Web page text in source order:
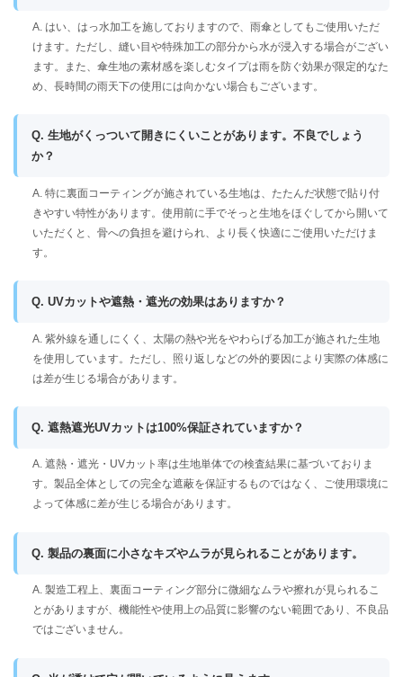
A. はい、はっ水加工を施しておりますので、雨傘としてもご使用いただ
けます。ただし、縫い目や特殊加工の部分から水が浸入する場合がござい
ます。また、傘生地の素材感を楽しむタイプは雨を防ぐ効果が限定的なた
め、長時間の雨天下の使用には向かない場合もございます。
Q. 生地がくっついて開きにくいことがあります。不良でしょう
か？
A. 特に裏面コーティングが施されている生地は、たたんだ状態で貼り付
きやすい特性があります。使用前に手でそっと生地をほぐしてから開いて
いただくと、骨への負担を避けられ、より長く快適にご使用いただけま
す。
Q. UVカットや遮熱・遮光の効果はありますか？
A. 紫外線を通しにくく、太陽の熱や光をやわらげる加工が施された生地
を使用しています。ただし、照り返しなどの外的要因により実際の体感に
は差が生じる場合があります。
Q. 遮熱遮光UVカットは100%保証されていますか？
A. 遮熱・遮光・UVカット率は生地単体での検査結果に基づいておりま
す。製品全体としての完全な遮蔽を保証するものではなく、ご使用環境に
よって体感に差が生じる場合があります。
Q. 製品の裏面に小さなキズやムラが見られることがあります。
A. 製造工程上、裏面コーティング部分に微細なムラや擦れが見られるこ
とがありますが、機能性や使用上の品質に影響のない範囲であり、不良品
ではございません。